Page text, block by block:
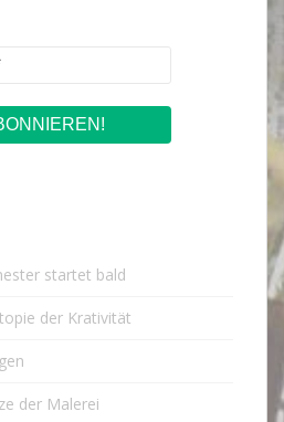
startet bald
der Krativität
der Malerei